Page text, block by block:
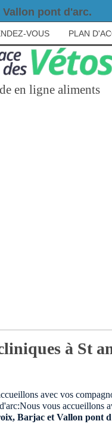
pont d'arc.
VOUS PLAN
en ligne aliments
à St
avec vos
vous accueillons
Barjac et Vallon pont